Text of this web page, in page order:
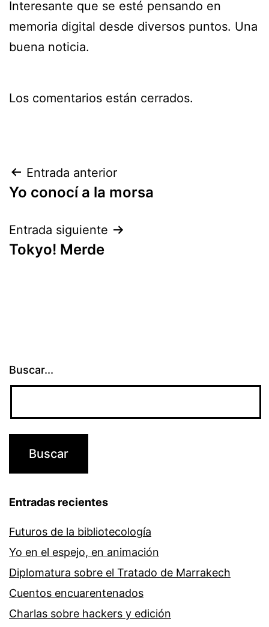
Interesante que se esté pensando en
memoria digital desde diversos puntos. Una
buena noticia.
Los comentarios están cerrados.
Navegación
de
entradas
Entrada anterior
Yo conocí a la morsa
Entrada siguiente
Tokyo! Merde
Buscar...
Entradas recientes
Futuros de la bibliotecología
Yo en el espejo, en animación
Diplomatura sobre el Tratado de Marrakech
Cuentos encuarentenados
Charlas sobre hackers y edición